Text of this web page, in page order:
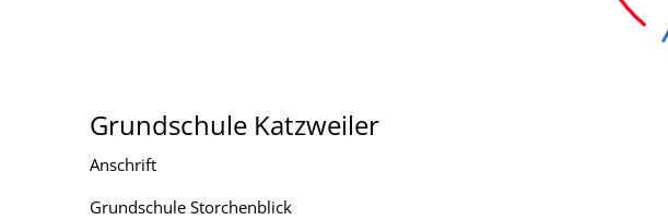
Grundschule Katzweiler
Anschrift
Grundschule Storchenblick